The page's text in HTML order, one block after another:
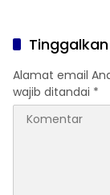
Alamat email
wajib ditandai *